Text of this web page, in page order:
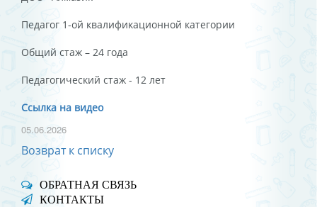
Педагог 1-ой квалификационной категории
Общий стаж – 24 года
Педагогический стаж - 12 лет
Ссылка на видео
05.06.2026
Возврат к списку
ОБРАТНАЯ СВЯЗЬ
КОНТАКТЫ